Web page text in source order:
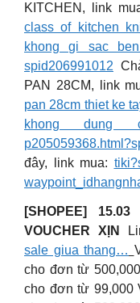
KITCHEN, link
class of kitchen
khong gi sac ben
spid206991012
PAN 28CM, link
pan 28cm thiet ke
khong dung
đây, link mua:
[SHOPEE]
VOUCHER XỊN
sale giua thang…
cho đơn từ
cho đơn từ 99,000